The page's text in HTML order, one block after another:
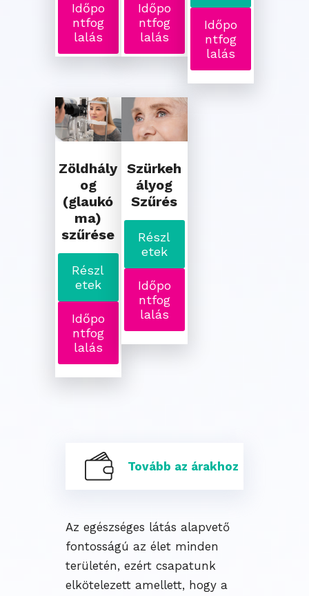
Időpo
ntfog
lalás
Időpo
ntfog
lalás
Időpo
ntfog
lalás
Zöldhály
og
(glaukó
ma)
szűrése
Részl
etek
Időpo
ntfog
lalás
Szürkeh
ályog
Szűrés
Részl
etek
Időpo
ntfog
lalás
Tovább az árakhoz
Az egészséges látás alapvető
fontosságú az élet minden
területén, ezért csapatunk
elkötelezett amellett, hogy a